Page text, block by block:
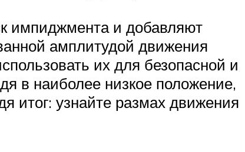
импиджмента и добавляют
амплитудой движения
их для безопасной и
в наиболее низкое положение,
итог: узнайте размах движения